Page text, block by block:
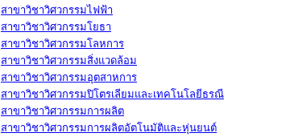
สาขาวิชาวิศวกรรมไฟฟ้า
สาขาวิชาวิศวกรรมโยธา
สาขาวิชาวิศวกรรมโลหการ
สาขาวิชาวิศวกรรมสิ่งแวดล้อม
สาขาวิชาวิศวกรรมอุตสาหการ
สาขาวิชาวิศวกรรมปิโตรเลียมและเทคโนโลยีธรณี
สาขาวิชาวิศวกรรมการผลิต
สาขาวิชาวิศวกรรมการผลิตอัตโนมัติและหุ่นยนต์